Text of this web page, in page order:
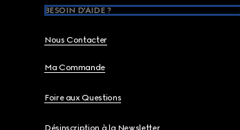
BESOIN D'AIDE ?
Nous Contacter
Ma Commande
Foire aux Questions
Désinscription à la Newsletter